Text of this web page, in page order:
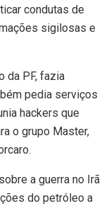
condutas de
sigilosas e
da PF, fazia
pedia serviços
hackers que
o grupo Master,
a guerra no Irã
do petróleo a